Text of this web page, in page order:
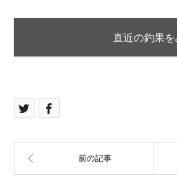
直近の釣果を